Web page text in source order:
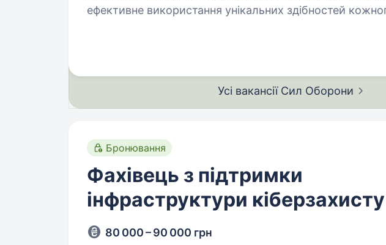
ефективне використання унікальних здібностей
Усі вакансії Сил Оборони
Бронювання
Фахівець з підтримки
інфраструктури кіберзахисту
80 000 – 90 000 грн